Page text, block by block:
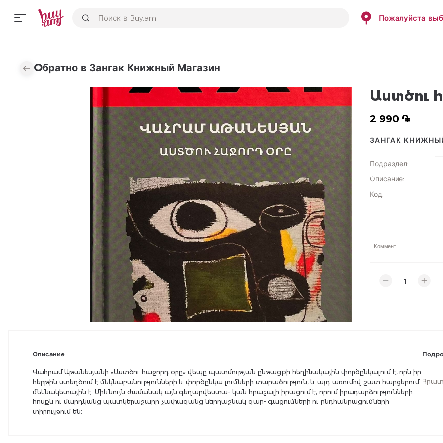
Пожалуйста
Օбратно в Зангак Книжный Магазин
Աստծու
2 990 ֏
ЗАНГАК
Подраздел:
Описание:
Код:
Коммент
Описание
Վահրամ Աթանեսյանի «Աստծու հաջորդ օրը» վեպը պատմության ընթացքի հեղինակային փորձընկալում է, որն իր
հերթին ստեղծում է մեկնաբանությունների և փորձընկա լումների տարածություն, և այդ առումով շատ հարցերում
մեկնակետային է: Միևնույն ժամանակ այն գեղարվեստա- կան հրաշալի իրացում է, որում իրադարձությունների
հոսքն ու մարդկանց պատկերաշարը չափազանց ներդաշնակ զար- գացումների ու ընդհանրացումների
տիրույթում են։